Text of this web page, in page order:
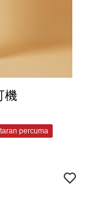
機
percuma